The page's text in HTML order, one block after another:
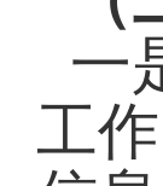
一
工